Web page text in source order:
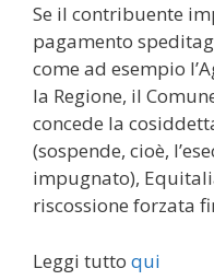
Se il contribuente
pagamento
come ad esempio
la Regione, il
concede la
(sospende, cioè,
impugnato),
riscossione forzata
Leggi tutto qui